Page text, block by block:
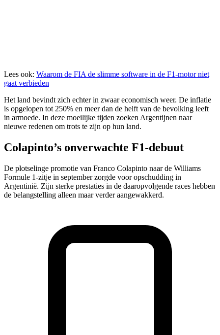
Lees ook: Waarom de FIA de slimme software in de F1-motor niet
gaat verbieden
Het land bevindt zich echter in zwaar economisch weer. De inflatie
is opgelopen tot 250% en meer dan de helft van de bevolking leeft
in armoede. In deze moeilijke tijden zoeken Argentijnen naar
nieuwe redenen om trots te zijn op hun land.
Colapinto’s onverwachte F1-debuut
De plotselinge promotie van Franco Colapinto naar de Williams
Formule 1-zitje in september zorgde voor opschudding in
Argentinië. Zijn sterke prestaties in de daaropvolgende races hebben
de belangstelling alleen maar verder aangewakkerd.